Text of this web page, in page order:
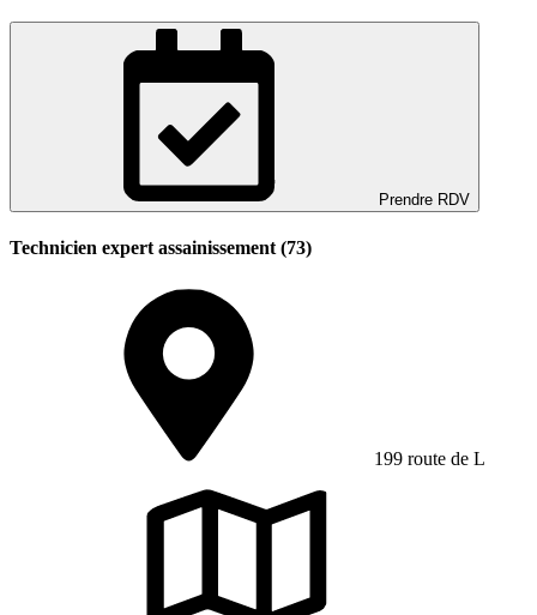
Prendre RDV
Technicien expert assainissement (73)
199 route de L